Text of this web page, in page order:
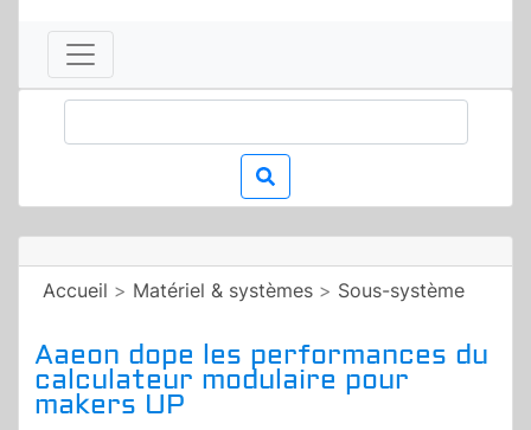
Accueil > Matériel & systèmes > Sous-système
Aaeon dope les performances du
calculateur modulaire pour
makers UP